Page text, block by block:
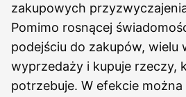
zakupowych
Pomimo rosnącej
podejściu do zakupów, wielu
wyprzedaży i kupuje rzeczy,
potrzebuje. W efekcie